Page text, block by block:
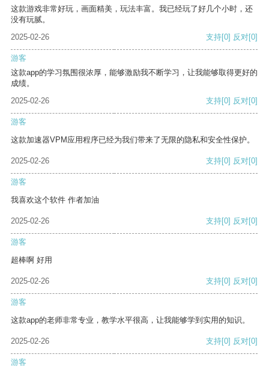
这款游戏非常好玩，画面精美，玩法丰富。我已经玩了好几个小时，还
没有玩腻。
2025-02-26
支持[0] 反对[0]
游客
这款app的学习氛围很浓厚，能够激励我不断学习，让我能够取得更好的
成绩。
2025-02-26
支持[0] 反对[0]
游客
这款加速器VPM应用程序已经为我们带来了无限的隐私和安全性保护。
2025-02-26 支持[0] 反对[0]
游客
我喜欢这个软件 作者加油
2025-02-26 支持[0] 反对[0]
游客
超棒啊 好用
2025-02-26 支持[0] 反对[0]
游客
这款app的老师非常专业，教学水平很高，让我能够学到实用的知识。
2025-02-26 支持[0] 反对[0]
游客